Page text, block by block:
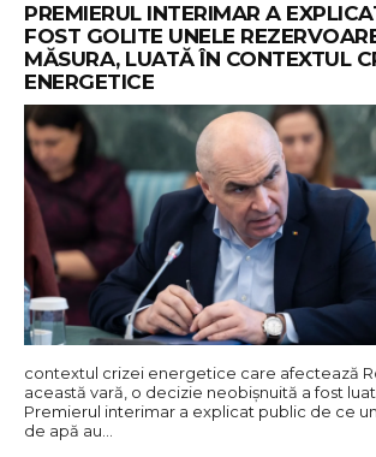
PREMIERUL INTERIMAR A
FOST GOLITE UNELE
MĂSURA, LUATĂ ÎN CONTEXTUL
ENERGETICE
contextul crizei energetice care afectează
această vară, o decizie neobișnuită a fost
Premierul interimar a explicat public de ce
de apă au…